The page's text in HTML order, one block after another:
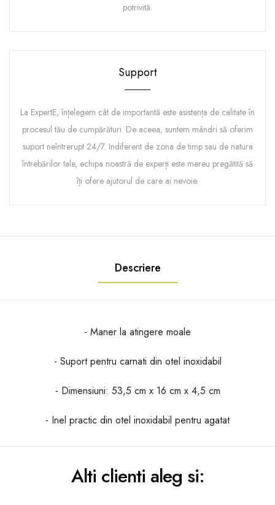
potrivită.
Support
La ExpertE, înțelegem cât de importantă este asistența de calitate în
procesul tău de cumpărături. De aceea, suntem mândri să oferim
suport neîntrerupt 24/7. Indiferent de zona de timp sau de natura
întrebărilor tale, echipa noastră de experți este mereu pregătită să
îți ofere ajutorul de care ai nevoie.
Descriere
- Maner la atingere moale
- Suport pentru carnati din otel inoxidabil
- Dimensiuni: 53,5 cm x 16 cm x 4,5 cm
- Inel practic din otel inoxidabil pentru agatat
Alti clienti aleg si: